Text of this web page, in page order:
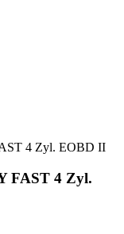
4 Zyl. EOBD II
FAST 4 Zyl.